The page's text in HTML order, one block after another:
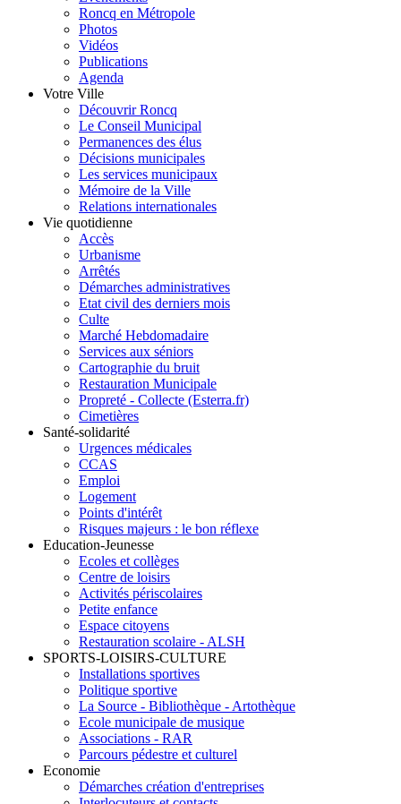
Roncq en Métropole
Photos
Vidéos
Publications
Agenda
Votre Ville
Découvrir Roncq
Le Conseil Municipal
Permanences des élus
Décisions municipales
Les services municipaux
Mémoire de la Ville
Relations internationales
Vie quotidienne
Accès
Urbanisme
Arrêtés
Démarches administratives
Etat civil des derniers mois
Culte
Marché Hebdomadaire
Services aux séniors
Cartographie du bruit
Restauration Municipale
Propreté - Collecte (Esterra.fr)
Cimetières
Santé-solidarité
Urgences médicales
CCAS
Emploi
Logement
Points d'intérêt
Risques majeurs : le bon réflexe
Education-Jeunesse
Ecoles et collèges
Centre de loisirs
Activités périscolaires
Petite enfance
Espace citoyens
Restauration scolaire - ALSH
SPORTS-LOISIRS-CULTURE
Installations sportives
Politique sportive
La Source - Bibliothèque - Artothèque
Ecole municipale de musique
Associations - RAR
Parcours pédestre et culturel
Economie
Démarches création d'entreprises